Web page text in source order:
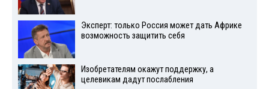
Эксперт: только Россия может дать Африке
возможность защитить себя
Изобретателям окажут поддержку, а
целевикам дадут послабления